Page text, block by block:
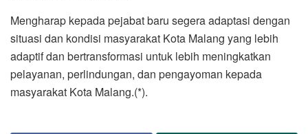
Mengharap kepada pejabat baru segera adaptasi dengan
situasi dan kondisi masyarakat Kota Malang yang lebih
adaptif dan bertransformasi untuk lebih meningkatkan
pelayanan, perlindungan, dan pengayoman kepada
masyarakat Kota Malang.(*).